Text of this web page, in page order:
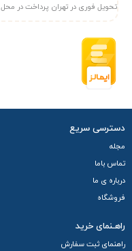
تحویل فوری در تهران پرداخت در محل
دسترسی سریع
مجله
تماس باما
درباره ی ما
فروشگاه
راهـنمای خرید
راهنمای ثبت سفارش